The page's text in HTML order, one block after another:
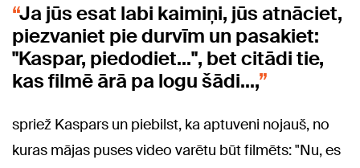
Ja jūs esat labi kaimiņi, jūs atnāciet,
piezvaniet pie durvīm un pasakiet:
"Kaspar, piedodiet...", bet citādi tie,
kas filmē ārā pa logu šādi...,
spriež Kaspars un piebilst, ka aptuveni nojauš, no
kuras mājas puses video varētu būt filmēts: "Nu, es